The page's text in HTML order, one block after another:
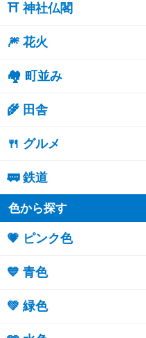
⛩ 神社仏閣
🎆 花火
🏘 町並み
🌾 田舎
🍴 グルメ
🚃 鉄道
色から探す
💗 ピンク色
💙 青色
💚 緑色